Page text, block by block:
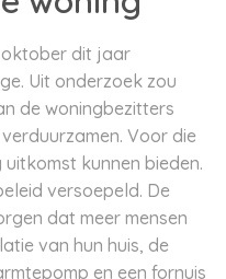
oktober dit jaar
Uit onderzoek zou
de woningbezitters
Voor die
kunnen bieden.
versoepeld. De
dat meer mensen
van hun huis, de
en een fornuis